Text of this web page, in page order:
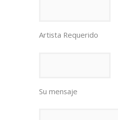
Artista Requerido
Su mensaje